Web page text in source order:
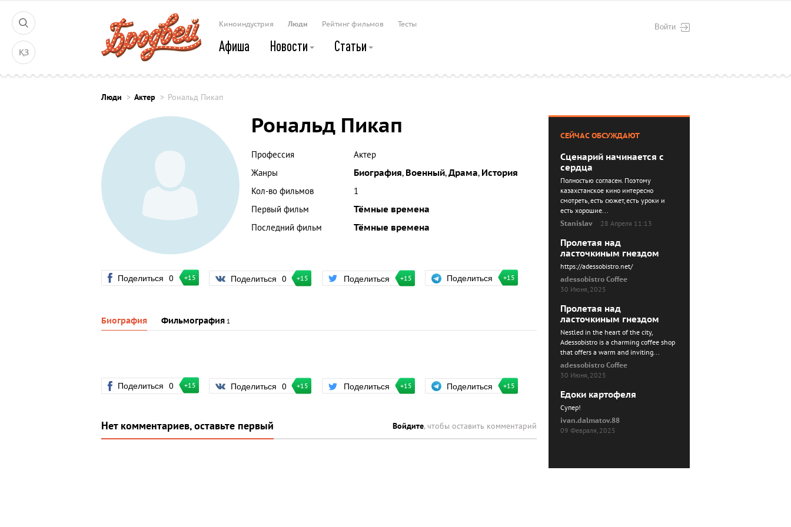
ҚЗ
Войти
Киноиндустрия Люди Рейтинг фильмов Тесты
Афиша Новости Статьи
Люди Актер Рональд Пикап
Рональд Пикап
Профессия
Актер
Жанры
Биография, Военный,Драма, История
Кол-во фильмов
1
Первый фильм
Тёмные времена
Последний фильм
Тёмные времена
Поделиться 0 +15 Поделиться 0 +15 Поделиться +15 Поделиться +15
Биография Фильмография 1
Поделиться 0 +15 Поделиться 0 +15 Поделиться +15 Поделиться +15
Нет комментариев, оставьте первый Войдите, чтобы оставить комментарий
СЕЙЧАС ОБСУЖДАЮТ
Сценарий начинается с
сердца
Полностью согласен. Поэтому
казахстанское кино интересно
смотреть, есть сюжет, есть уроки и
есть хорошие...
Stanislav
28 Апреля 11:13
Пролетая над
ласточкиным гнездом
https://adessobistro.net/
adessobistro Coffee
30 Июня, 2025
Пролетая над
ласточкиным гнездом
Nestled in the heart of the city,
Adessobistro is a charming coffee shop
that offers a warm and inviting...
adessobistro Coffee
30 Июня, 2025
Едоки картофеля
Cупер!
ivan.dalmatov.88
09 Февраля, 2025